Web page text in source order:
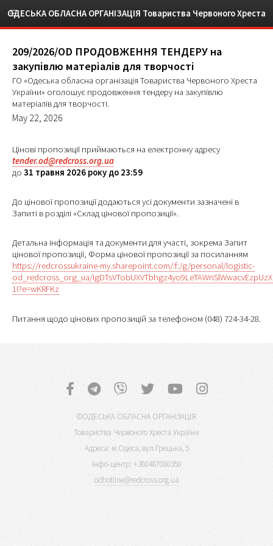
209/2026/OD ПРОДОВЖЕННЯ ТЕНДЕРУ на
закупівлю матеріалів для творчості
ГО «Одеська обласна організація Товариства Червоного Хреста
України» оголошує продовження тендеру на закупівлю
матеріалів для творчості.
May 22, 2026
Цінові пропозиції приймаються на електронну адресу
tender.od@redcross.org.ua
до 31 травня 2026 року до 23:59
До цінової пропозиції додаються усі документи зазначені в
Запиті в розділі «Склад цінової пропозиції».
Детальна інформація та документи для участі, зокрема Запит
цінової пропозиції, Форма цінової пропозиції за посиланням
https://redcrossukraine-my.sharepoint.com/:f:/g/personal/logistic-
od_redcross_org_ua/
1I?e=wKRFKz
Питання щодо цінових пропозицій за телефоном (048) 724-34-28.
©ОДЕСЬКА ОБЛАСНА ОРГАНІЗАЦІЯ
Товариства Червоного Хреста України
Адреса: м.Одеса, вул.Грецька, 5
Інфо-центр: +380487080350
odhotline@redcross.org.ua
ОДЕСЬКА ОБЛАСНА ОРГАНІЗАЦІЯ Товариства Червоного Хреста